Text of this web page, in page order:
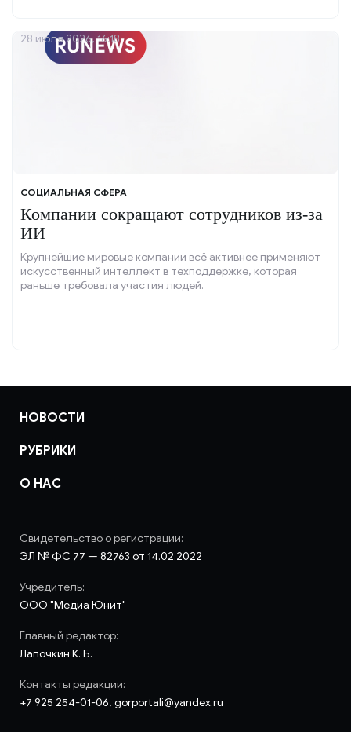
СОЦИАЛЬНАЯ СФЕРА
Компании сокращают сотрудников из-за
ИИ
Крупнейшие мировые компании всё активнее применяют
искусственный интеллект в техподдержке, которая
раньше требовала участия людей.
28 июля 2026, 16:18
НОВОСТИ
РУБРИКИ
О НАС
Свидетельство о регистрации:
ЭЛ № ФС 77 — 82763 от 14.02.2022
Учредитель:
ООО "Медиа Юнит"
Главный редактор:
Лапочкин К. Б.
Контакты редакции:
+7 925 254-01-06, gorportali@yandex.ru